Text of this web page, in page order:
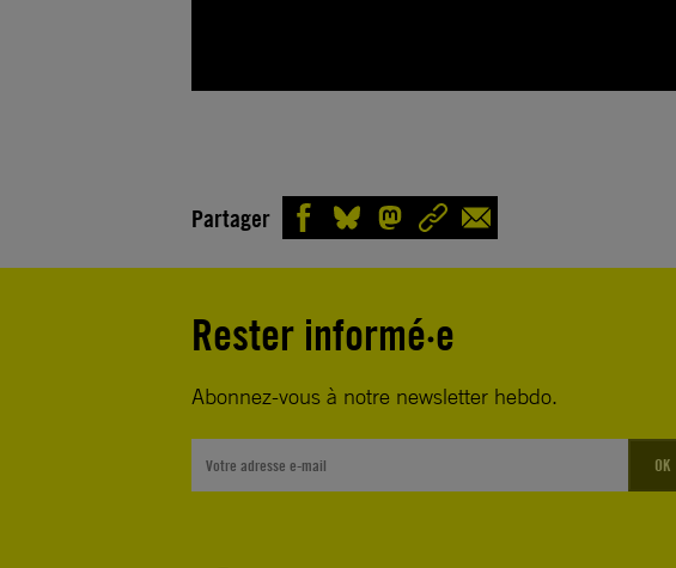
Partager
Rester informé·e
Abonnez-vous à notre newsletter hebdo.
OK